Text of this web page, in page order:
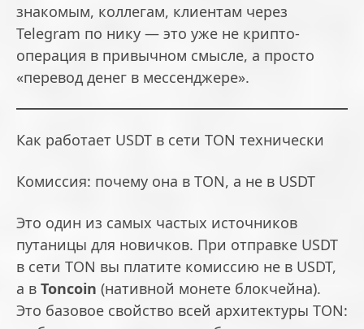
знакомым, коллегам, клиентам через
Telegram по нику — это уже не крипто-
операция в привычном смысле, а просто
«перевод денег в мессенджере».
Как работает USDT в сети TON технически
Комиссия: почему она в TON, а не в USDT
Это один из самых частых источников
путаницы для новичков. При отправке USDT
в сети TON вы платите комиссию не в USDT,
а в Toncoin (нативной монете блокчейна).
Это базовое свойство всей архитектуры TON: